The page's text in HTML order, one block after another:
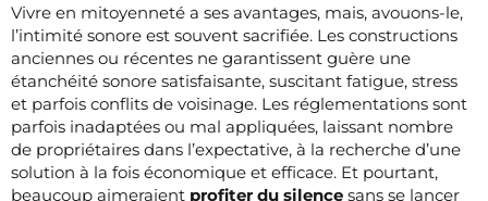
Vivre en mitoyenneté a ses avantages, mais, avouons-le,
l’intimité sonore est souvent sacrifiée. Les constructions
anciennes ou récentes ne garantissent guère une
étanchéité sonore satisfaisante, suscitant fatigue, stress
et parfois conflits de voisinage. Les réglementations sont
parfois inadaptées ou mal appliquées, laissant nombre
de propriétaires dans l’expectative, à la recherche d’une
solution à la fois économique et efficace. Et pourtant,
beaucoup aimeraient profiter du silence sans se lancer